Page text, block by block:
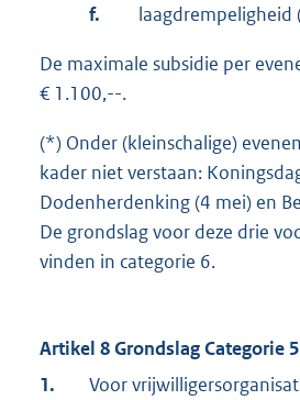
f. laagdrempeligheid
De maximale subsidie per
€ 1.100,--.
(*) Onder (kleinschalige)
kader niet verstaan:
Dodenherdenking (4 mei) en
De grondslag voor deze drie
vinden in categorie 6.
Artikel 8 Grondslag Categorie 5
1.
Voor